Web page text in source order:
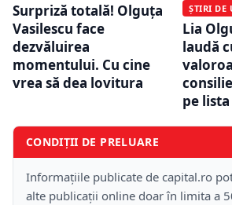
Surpriză totală! Olguța
Vasilescu face
dezvăluirea
momentului. Cu cine
vrea să dea lovitura
ȘTIRI DE
Lia
laudă
pe lista
CONDIȚII DE PRELUARE
Informațiile publicate de capital.ro
alte publicații online doar în limita a